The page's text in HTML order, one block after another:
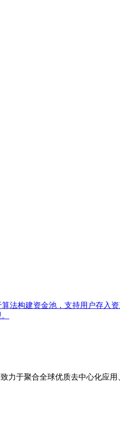
法构建资金池，支持用户存
力于聚合全球优质去中心化应